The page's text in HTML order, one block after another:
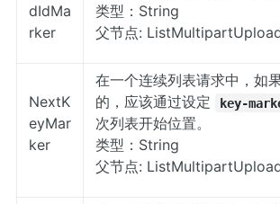
dIdMa
rker
类型：String
父节点:
NextK
eyMar
ker
在一个连续列表请求中，如
的，应该通过设定
key-
次列表开始位置。
类型：String
父节点: